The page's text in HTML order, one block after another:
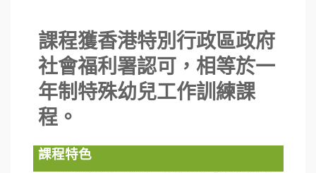
課程獲香港特別行政區政府
社會福利署認可，相等於一
年制特殊幼兒工作訓練課
程。
課程特色